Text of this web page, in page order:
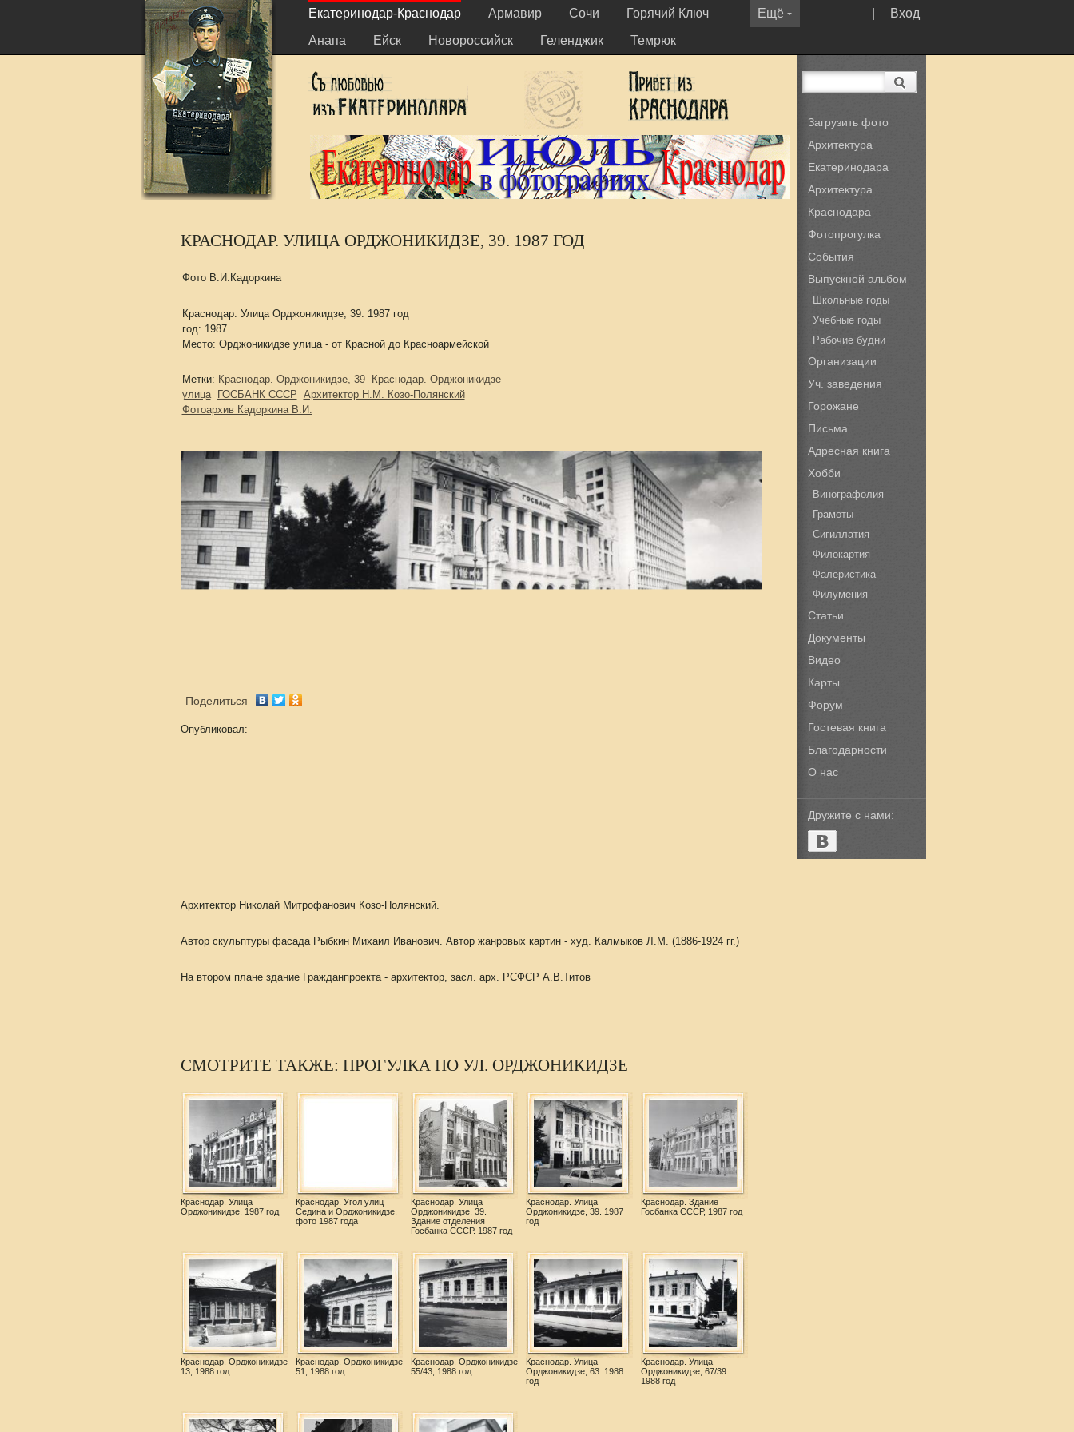
Вход
Ещё
Екатеринодар-Краснодар Армавир Сочи
Горячий Ключ
Анапа
Ейск Новороссийск Геленджик Темрюк
Загрузить фото
Архитектура
Екатеринодара
Архитектура
Краснодара
Фотопрогулка
События
Выпускной альбом
Школьные годы
Учебные годы
Рабочие будни
Организации
Уч. заведения
Горожане
Письма
Адресная книга
Хобби
Винографолия
Грамоты
Сигиллатия
Филокартия
Фалеристика
Филумения
Статьи
Документы
Видео
Карты
Форум
Гостевая книга
Благодарности
О нас
Дружите с нами:
КРАСНОДАР. УЛИЦА ОРДЖОНИКИДЗЕ, 39. 1987 ГОД
Фото В.И.Кадоркина
Краснодар. Улица Орджоникидзе, 39. 1987 год
год: 1987
Место: Орджоникидзе улица - от Красной до Красноармейской
Метки: Краснодар. Орджоникидзе, 39
Краснодар. Орджоникидзе
улица
ГОСБАНК СССР Архитектор Н.М. Козо-Полянский
Фотоархив Кадоркина В.И.
Поделиться
Опубликовал:
Архитектор Николай Митрофанович Козо-Полянский.
Автор скульптуры фасада Рыбкин Михаил Иванович. Автор жанровых картин - худ. Калмыков Л.М. (1886-1924 гг.)
На втором плане здание Гражданпроекта - архитектор, засл. арх. РСФСР А.В.Титов
СМОТРИТЕ ТАКЖЕ: ПРОГУЛКА ПО УЛ. ОРДЖОНИКИДЗЕ
Краснодар. Улица
Орджоникидзе, 1987 год
Краснодар. Угол улиц
Седина и Орджоникидзе,
фото 1987 года
Краснодар. Улица
Орджоникидзе, 39.
Здание отделения
Госбанка СССР. 1987 год
Краснодар. Улица
Орджоникидзе, 39. 1987
год
Краснодар. Здание
Госбанка СССР, 1987 год
Краснодар. Орджоникидзе
13, 1988 год
Краснодар. Орджоникидзе
51, 1988 год
Краснодар. Орджоникидзе
55/43, 1988 год
Краснодар. Улица
Орджоникидзе, 63. 1988
год
Краснодар. Улица
Орджоникидзе, 67/39.
1988 год